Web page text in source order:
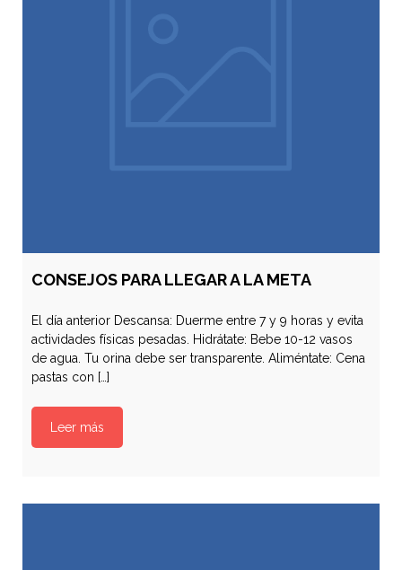
CONSEJOS PARA LLEGAR A LA META
El día anterior Descansa: Duerme entre 7 y 9 horas y evita
actividades físicas pesadas. Hidrátate: Bebe 10-12 vasos
de agua. Tu orina debe ser transparente. Aliméntate: Cena
pastas con […]
Leer más